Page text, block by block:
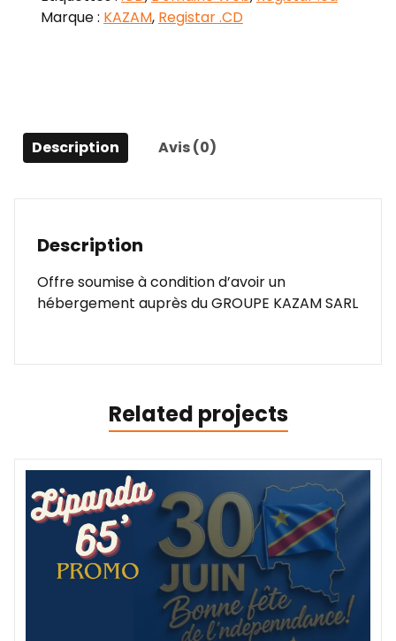
Marque : KAZAM, Registar .CD
Description Avis (0)
Description
Offre soumise à condition d’avoir un
hébergement auprès du GROUPE KAZAM SARL
Related projects